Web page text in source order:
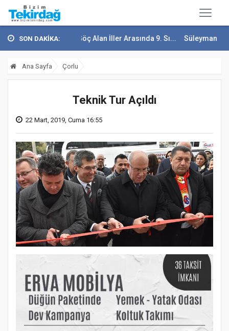
SON DAKİKA:
En Çok Göç Alan İller Arasında 9. Sı... Süleymanpaşa
Ana Sayfa Çorlu
Teknik Tur Açıldı
22 Mart, 2019, Cuma 16:55